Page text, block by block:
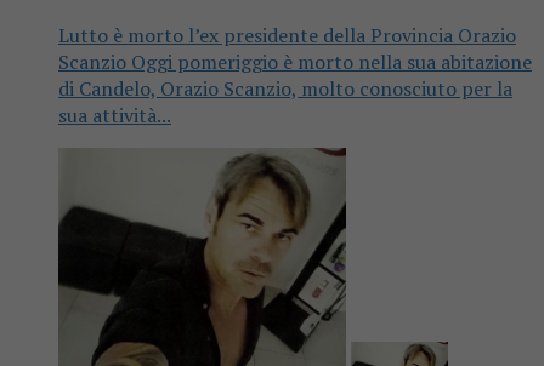
Lutto è morto l’ex presidente della Provincia Orazio
Scanzio Oggi pomeriggio è morto nella sua abitazione
di Candelo, Orazio Scanzio, molto conosciuto per la
sua attività...